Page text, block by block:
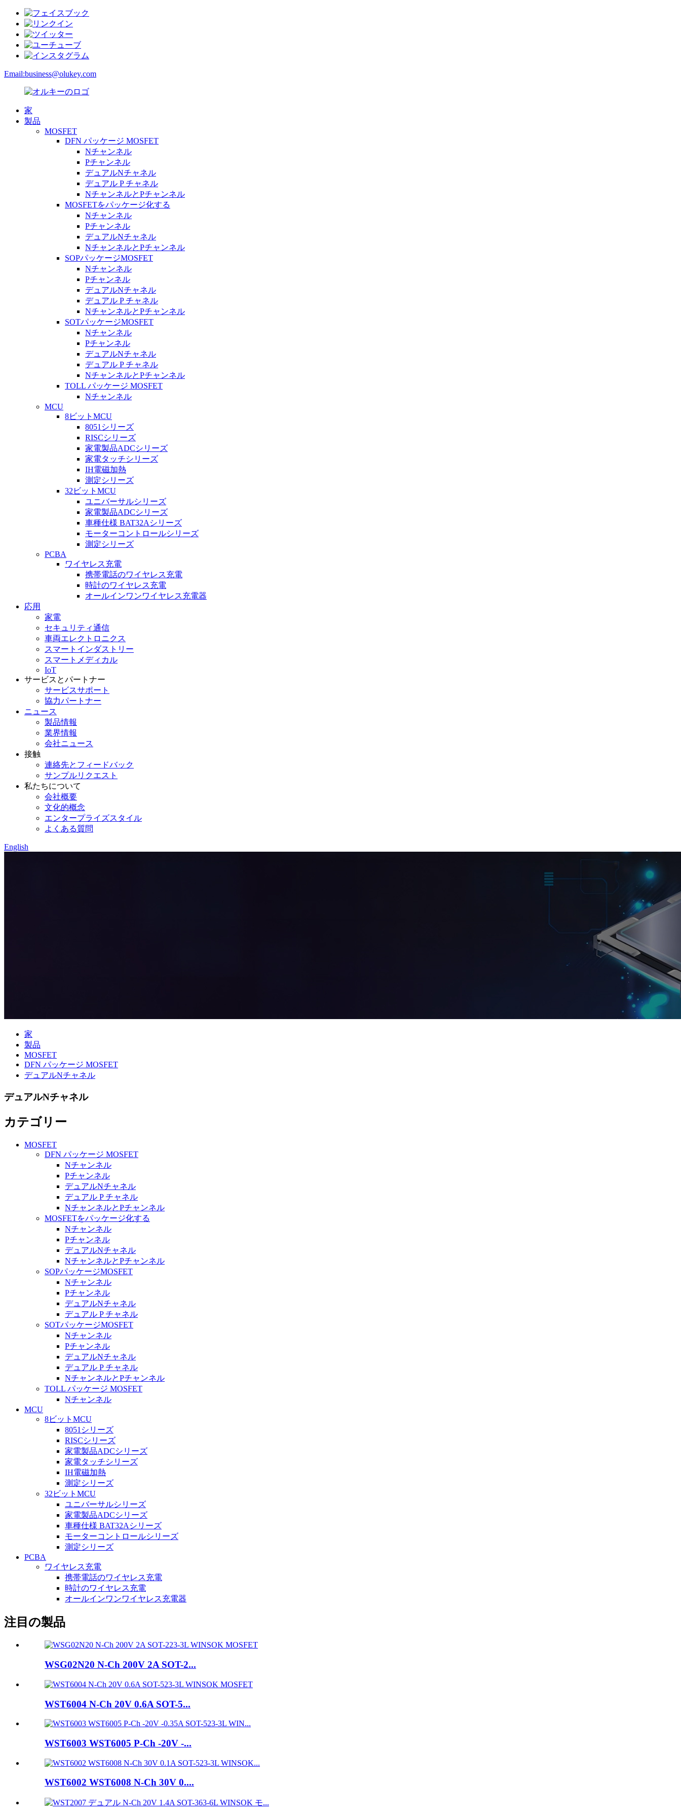
Email:business@olukey.com
家
製品
MOSFET
DFN パッケージ MOSFET
Nチャンネル
Pチャンネル
デュアルNチャネル
デュアル P チャネル
NチャンネルとPチャンネル
MOSFETをパッケージ化する
Nチャンネル
Pチャンネル
デュアルNチャネル
NチャンネルとPチャンネル
SOPパッケージMOSFET
Nチャンネル
Pチャンネル
デュアルNチャネル
デュアル P チャネル
NチャンネルとPチャンネル
SOTパッケージMOSFET
Nチャンネル
Pチャンネル
デュアルNチャネル
デュアル P チャネル
NチャンネルとPチャンネル
TOLL パッケージ MOSFET
Nチャンネル
MCU
8ビットMCU
8051シリーズ
RISCシリーズ
家電製品ADCシリーズ
家電タッチシリーズ
IH電磁加熱
測定シリーズ
32ビットMCU
ユニバーサルシリーズ
家電製品ADCシリーズ
車種仕様 BAT32Aシリーズ
モーターコントロールシリーズ
測定シリーズ
PCBA
ワイヤレス充電
携帯電話のワイヤレス充電
時計のワイヤレス充電
オールインワンワイヤレス充電器
応用
家電
セキュリティ通信
車両エレクトロニクス
スマートインダストリー
スマートメディカル
IoT
サービスとパートナー
サービスサポート
協力パートナー
ニュース
製品情報
業界情報
会社ニュース
接触
連絡先とフィードバック
サンプルリクエスト
私たちについて
会社概要
文化的概念
エンタープライズスタイル
よくある質問
English
家
製品
MOSFET
DFN パッケージ MOSFET
デュアルNチャネル
デュアルNチャネル
カテゴリー
MOSFET
DFN パッケージ MOSFET
Nチャンネル
Pチャンネル
デュアルNチャネル
デュアル P チャネル
NチャンネルとPチャンネル
MOSFETをパッケージ化する
Nチャンネル
Pチャンネル
デュアルNチャネル
NチャンネルとPチャンネル
SOPパッケージMOSFET
Nチャンネル
Pチャンネル
デュアルNチャネル
デュアル P チャネル
SOTパッケージMOSFET
Nチャンネル
Pチャンネル
デュアルNチャネル
デュアル P チャネル
NチャンネルとPチャンネル
TOLL パッケージ MOSFET
Nチャンネル
MCU
8ビットMCU
8051シリーズ
RISCシリーズ
家電製品ADCシリーズ
家電タッチシリーズ
IH電磁加熱
測定シリーズ
32ビットMCU
ユニバーサルシリーズ
家電製品ADCシリーズ
車種仕様 BAT32Aシリーズ
モーターコントロールシリーズ
測定シリーズ
PCBA
ワイヤレス充電
携帯電話のワイヤレス充電
時計のワイヤレス充電
オールインワンワイヤレス充電器
注目の製品
WSG02N20 N-Ch 200V 2A SOT-2...
WST6004 N-Ch 20V 0.6A SOT-5...
WST6003 WST6005 P-Ch -20V -...
WST6002 WST6008 N-Ch 30V 0....